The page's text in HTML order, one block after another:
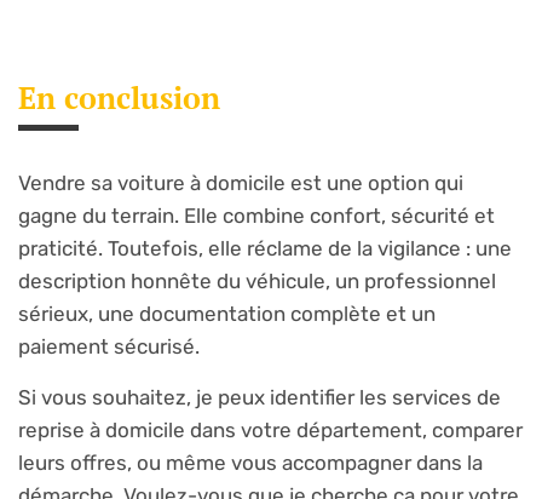
En conclusion
Vendre sa voiture à domicile est une option qui
gagne du terrain. Elle combine confort, sécurité et
praticité. Toutefois, elle réclame de la vigilance : une
description honnête du véhicule, un professionnel
sérieux, une documentation complète et un
paiement sécurisé.
Si vous souhaitez, je peux identifier les services de
reprise à domicile dans votre département, comparer
leurs offres, ou même vous accompagner dans la